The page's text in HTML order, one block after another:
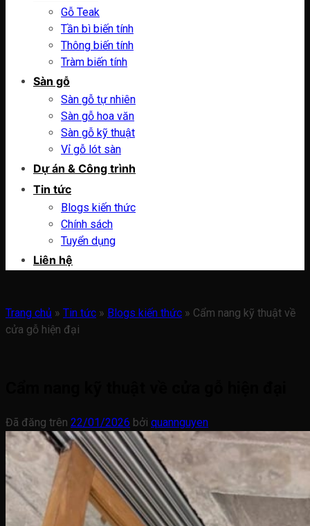
Gỗ Teak
Tần bì biến tính
Thông biến tính
Tràm biến tính
Sàn gỗ
Sàn gỗ tự nhiên
Sàn gỗ hoa văn
Sàn gỗ kỹ thuật
Vỉ gỗ lót sàn
Dự án & Công trình
Tin tức
Blogs kiến thức
Chính sách
Tuyển dụng
Liên hệ
Trang chủ » Tin tức » Blogs kiến thức » Cẩm nang kỹ thuật về
cửa gỗ hiện đại
Đã đăng trên 22/01/2026 bởi quannguyen